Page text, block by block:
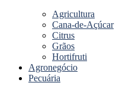
Agricultura
Cana-de-Açúcar
Citrus
Grãos
Hortifruti
Agronegócio
Pecuária